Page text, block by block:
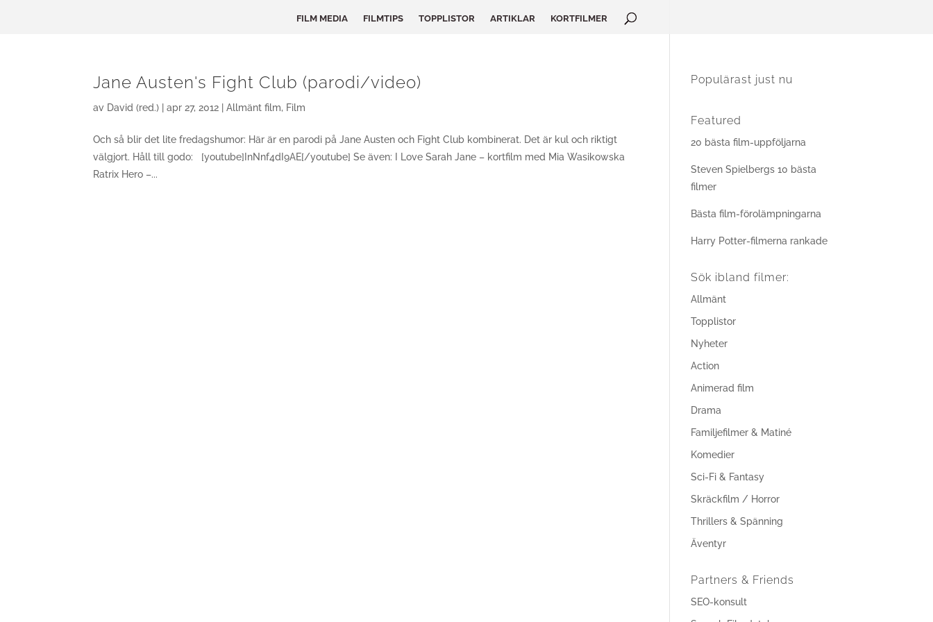
FILM MEDIA FILMTIPS TOPPLISTOR ARTIKLAR KORTFILMER
Jane Austen's Fight Club (parodi/video)
av David (red.) |apr 27, 2012 |Allmänt film, Film
Och så blir det lite fredagshumor: Här är en parodi på Jane Austen och Fight Club kombinerat. Det är kul och riktigt
välgjort. Håll till godo: [youtube]InNnf4dI9AE[/youtube] Se även: I Love Sarah Jane – kortfilm med Mia Wasikowska
Ratrix Hero –...
Populärast just nu
Featured
20 bästa film-uppföljarna
Steven Spielbergs 10 bästa
filmer
Bästa film-förolämpningarna
Harry Potter-filmerna rankade
Sök ibland filmer:
Allmänt
Topplistor
Nyheter
Action
Animerad film
Drama
Familjefilmer & Matiné
Komedier
Sci-Fi & Fantasy
Skräckfilm / Horror
Thrillers & Spänning
Äventyr
Partners & Friends
SEO-konsult